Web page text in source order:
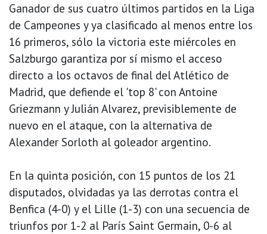
Ganador de sus cuatro últimos partidos en la Liga
de Campeones y ya clasificado al menos entre los
16 primeros, sólo la victoria este miércoles en
Salzburgo garantiza por sí mismo el acceso
directo a los octavos de final del Atlético de
Madrid, que defiende el 'top 8' con Antoine
Griezmann y Julián Alvarez, previsiblemente de
nuevo en el ataque, con la alternativa de
Alexander Sorloth al goleador argentino.
En la quinta posición, con 15 puntos de los 21
disputados, olvidadas ya las derrotas contra el
Benfica (4-0) y el Lille (1-3) con una secuencia de
triunfos por 1-2 al París Saint Germain, 0-6 al